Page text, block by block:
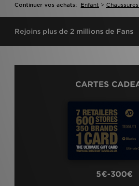
Continuer vos achats:
Enfant >
Rejoins plus de 2 millions de Fans
CARTES
5€-300€